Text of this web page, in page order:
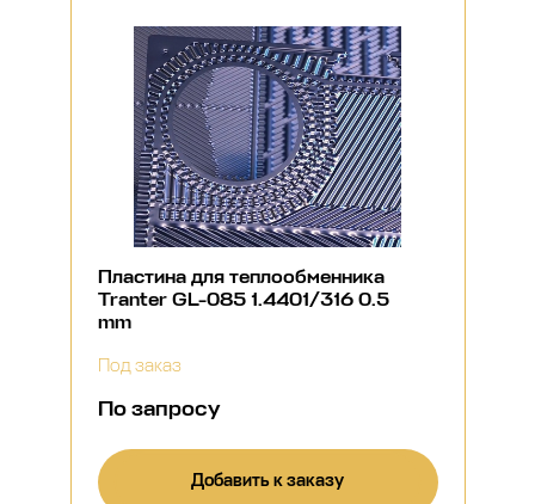
Пластина для теплообменника
Tranter GL-085 1.4401/316 0.5
mm
Под заказ
По запросу
Добавить к заказу